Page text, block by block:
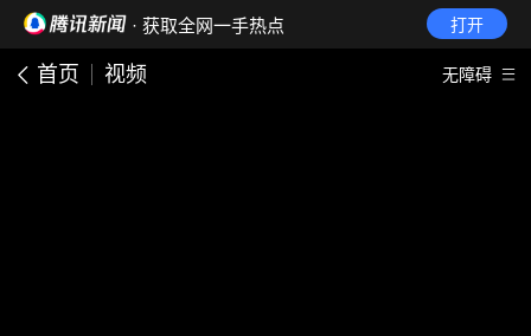
· 获取全网一手热点 打开
首页 视频 无障碍